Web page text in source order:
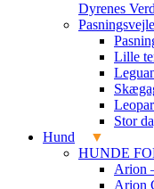
Dyrenes
Lille
Stor
Hund
HUNDE
Arion
Arion